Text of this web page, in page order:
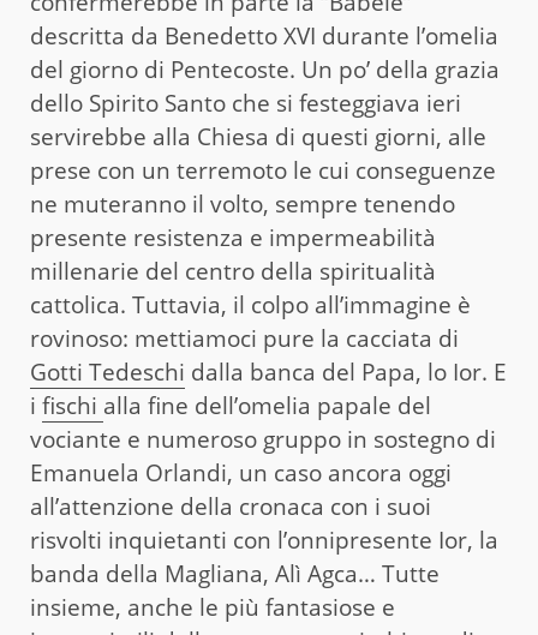
descritta da Benedetto XVI durante l’omelia
del giorno di Pentecoste. Un po’ della grazia
dello Spirito Santo che si festeggiava ieri
servirebbe alla Chiesa di questi giorni, alle
prese con un terremoto le cui conseguenze
ne muteranno il volto, sempre tenendo
presente resistenza e impermeabilità
millenarie del centro della spiritualità
cattolica. Tuttavia, il colpo all’immagine è
rovinoso: mettiamoci pure la cacciata di
Gotti Tedeschi dalla banca del Papa, lo Ior. E
i fischi alla fine dell’omelia papale del
vociante e numeroso gruppo in sostegno di
Emanuela Orlandi, un caso ancora oggi
all’attenzione della cronaca con i suoi
risvolti inquietanti con l’onnipresente Ior, la
banda della Magliana, Alì Agca… Tutte
insieme, anche le più fantasiose e